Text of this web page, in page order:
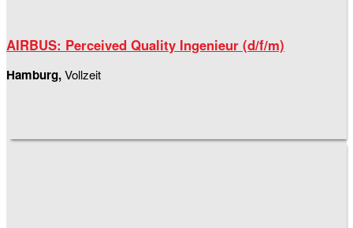
AIRBUS: Perceived Quality Ingenieur (d/f/m)
Hamburg,Vollzeit